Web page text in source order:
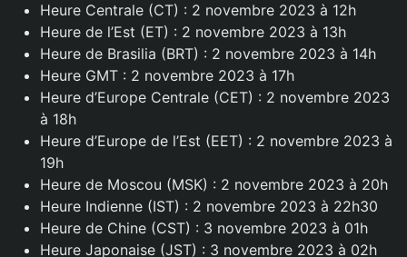
Heure Centrale (CT) : 2 novembre 2023 à 12h
Heure de l’Est (ET) : 2 novembre 2023 à 13h
Heure de Brasilia (BRT) : 2 novembre 2023 à 14h
Heure GMT : 2 novembre 2023 à 17h
Heure d’Europe Centrale (CET) : 2 novembre 2023
à 18h
Heure d’Europe de l’Est (EET) : 2 novembre 2023 à
19h
Heure de Moscou (MSK) : 2 novembre 2023 à 20h
Heure Indienne (IST) : 2 novembre 2023 à 22h30
Heure de Chine (CST) : 3 novembre 2023 à 01h
Heure Japonaise (JST) : 3 novembre 2023 à 02h